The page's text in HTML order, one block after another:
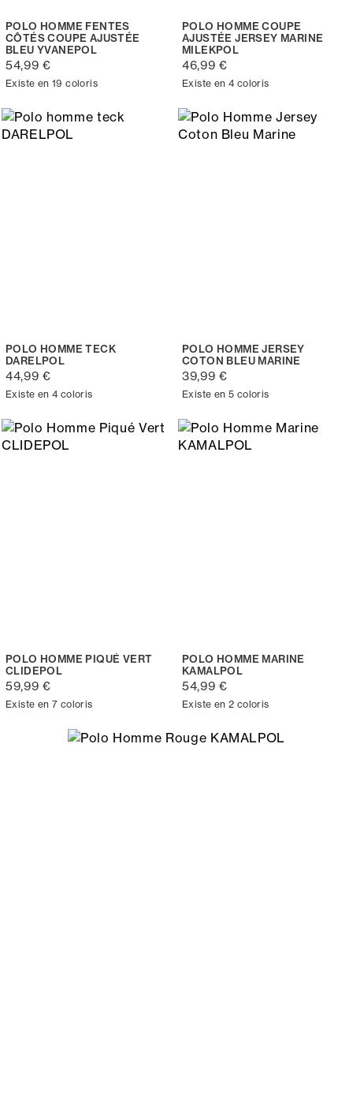
POLO HOMME FENTES
CÔTÉS COUPE AJUSTÉE
BLEU YVANEPOL
54,99 €
Existe en 19 coloris
POLO HOMME COUPE
AJUSTÉE JERSEY MARINE
MILEKPOL
46,99 €
Existe en 4 coloris
POLO HOMME TECK
DARELPOL
44,99 €
Existe en 4 coloris
POLO HOMME JERSEY
COTON BLEU MARINE
39,99 €
Existe en 5 coloris
POLO HOMME PIQUÉ VERT
CLIDEPOL
59,99 €
Existe en 7 coloris
POLO HOMME MARINE
KAMALPOL
54,99 €
Existe en 2 coloris